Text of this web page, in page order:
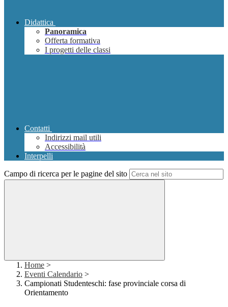
Didattica
Panoramica
Offerta formativa
I progetti delle classi
Contatti
Indirizzi mail utili
Accessibilità
Interpelli
Campo di ricerca per le pagine del sito
Home >
Eventi Calendario >
Campionati Studenteschi: fase provinciale corsa di
Orientamento